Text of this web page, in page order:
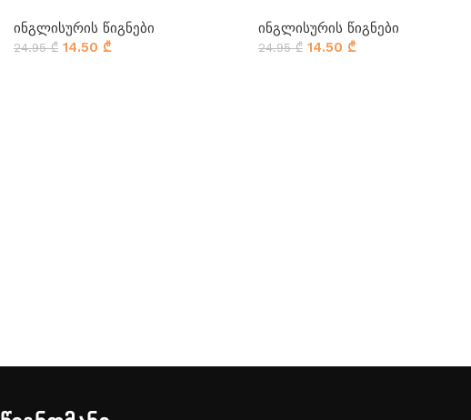
ინგლისურის წიგნები
24.95₾ 14.50 ₾
ინგლისურის წიგნები
24.95₾ 14.50 ₾